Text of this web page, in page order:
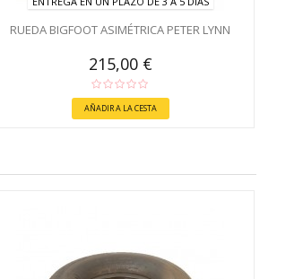
RUEDA BIGFOOT ASIMÉTRICA PETER LYNN
215,00 €
AÑADIR A LA CESTA